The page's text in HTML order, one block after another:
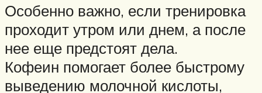
Особенно важно, если тренировка
проходит утром или днем, а после
нее еще предстоят дела.
Кофеин помогает более быстрому
выведению молочной кислоты,